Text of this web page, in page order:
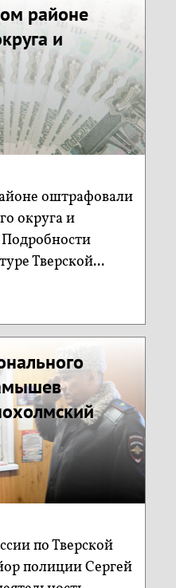
районе
и
оштрафовали
округа и
Тверской...
по Тверской
полиции Сергей